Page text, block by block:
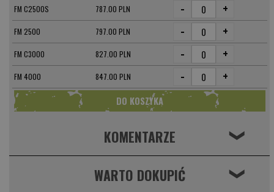
FM C2500S
787.00 PLN - +
FM 2500 797.00 PLN - +
FM C3000 827.00 PLN - +
FM 4000 847.00 PLN - +
KOMENTARZE ❮
WARTO DOKUPIĆ ❮